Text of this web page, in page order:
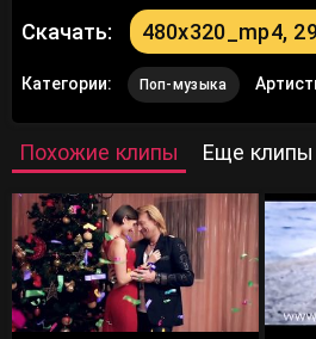
Скачать: 480x320_mp4,
Категории: Поп-музыка
Похожие клипы Еще клипы